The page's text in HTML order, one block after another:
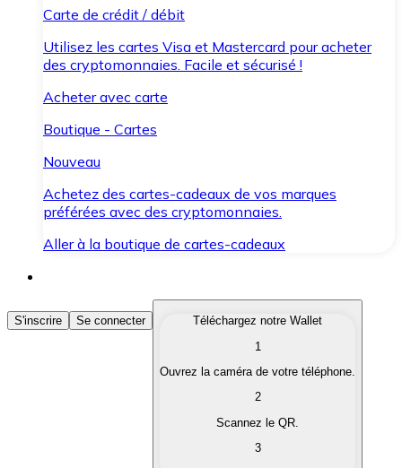
Carte de crédit / débit
Utilisez les cartes Visa et Mastercard pour acheter
des cryptomonnaies. Facile et sécurisé !
Acheter avec carte
Boutique - Cartes
Nouveau
Achetez des cartes-cadeaux de vos marques
préférées avec des cryptomonnaies.
Aller à la boutique de cartes-cadeaux
Acheter des Cryptomonnaies
Achetez les cryptomonnaies qui vous intéressent
Convertissez vos cryptomonnaies en monnaie
S'inscrire Se connecter
Téléchargez notre Wallet
1
Ouvrez la caméra de votre téléphone.
2
Scannez le QR.
3